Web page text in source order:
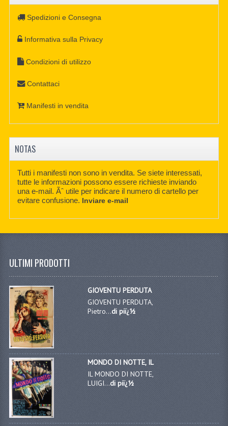
Spedizioni e Consegna
Informativa sulla Privacy
Condizioni di utilizzo
Contattaci
Manifesti in vendita
NOTAS
Tutti i manifesti non sono in vendita. Se siete interessati,
tutte le informazioni possono essere richieste inviando
una e-mail. Ãˆ utile per indicare il numero di cartello per
evitare confusione. Inviare e-mail
ULTIMI PRODOTTI
GIOVENTU PERDUTA
GIOVENTU PERDUTA,
Pietro...di piï¿½
MONDO DI NOTTE, IL
IL MONDO DI NOTTE,
LUIGI...di piï¿½